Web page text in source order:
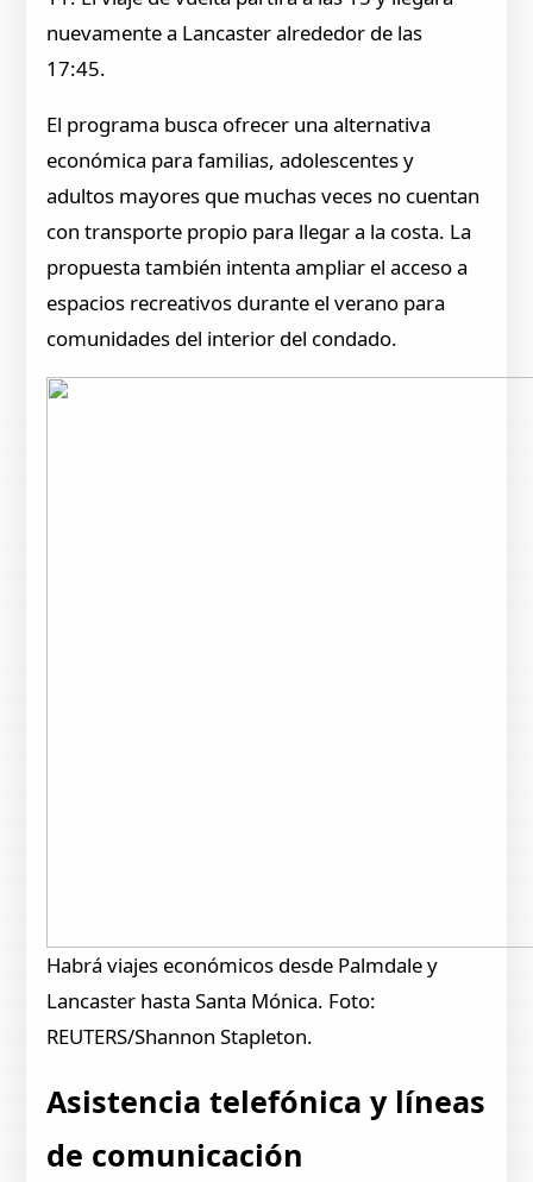
nuevamente a Lancaster alrededor de las
17:45.
El programa busca ofrecer una alternativa
económica para familias, adolescentes y
adultos mayores que muchas veces no cuentan
con transporte propio para llegar a la costa. La
propuesta también intenta ampliar el acceso a
espacios recreativos durante el verano para
comunidades del interior del condado.
Habrá viajes económicos desde Palmdale y
Lancaster hasta Santa Mónica. Foto:
REUTERS/Shannon Stapleton.
Asistencia telefónica y líneas
de comunicación